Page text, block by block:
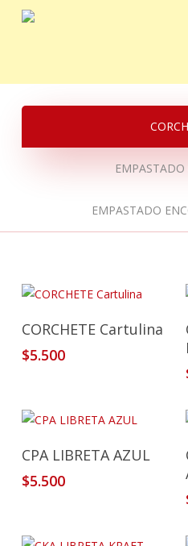
EMPASTADO
Añadir Al Carrito
CORCHETE Cartulina
$5.500
Añadir Al Carrito
CPA LIBRETA AZUL
$5.500